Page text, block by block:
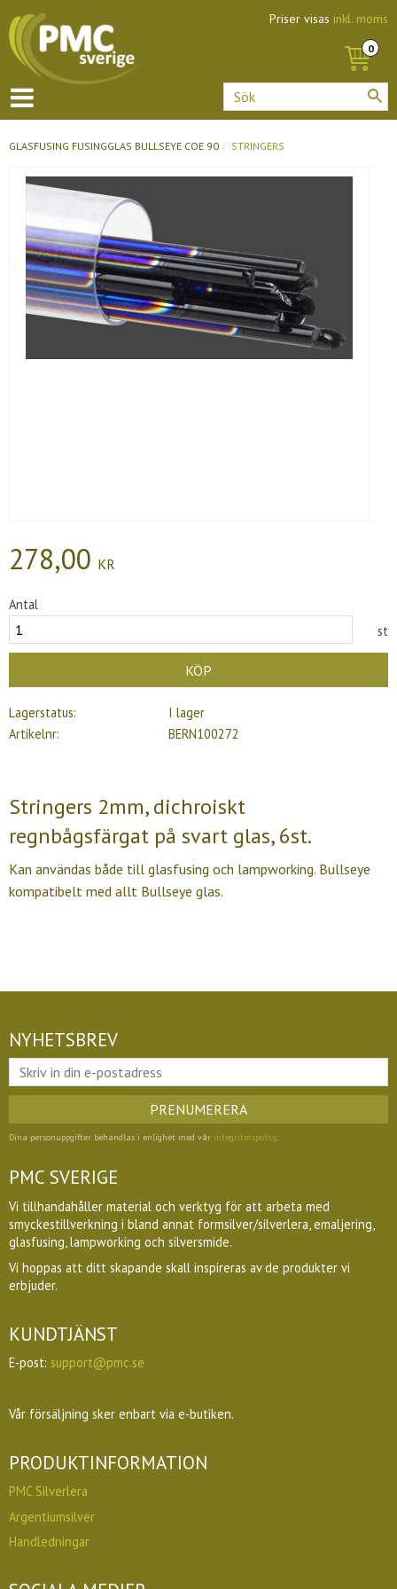
Priser visas inkl. moms
GLASFUSING FUSINGGLAS BULLSEYE COE 90 STRINGERS
278,00 KR
Antal
st
KÖP
Lagerstatus
I lager
Artikelnr
BERN100272
Stringers 2mm, dichroiskt
regnbågsfärgat på svart glas, 6st.
Kan användas både till glasfusing och lampworking. Bullseye
kompatibelt med allt Bullseye glas.
NYHETSBREV
PRENUMERERA
Dina personuppgifter behandlas i enlighet med vår integritetspolicy.
PMC SVERIGE
Vi tillhandahåller material och verktyg för att arbeta med
smyckestillverkning i bland annat formsilver/silverlera, emaljering,
glasfusing, lampworking och silversmide.
Vi hoppas att ditt skapande skall inspireras av de produkter vi
erbjuder.
KUNDTJÄNST
E-post: support@pmc.se
Vår försäljning sker enbart via e-butiken.
PRODUKTINFORMATION
PMC Silverlera
Argentiumsilver
Handledningar